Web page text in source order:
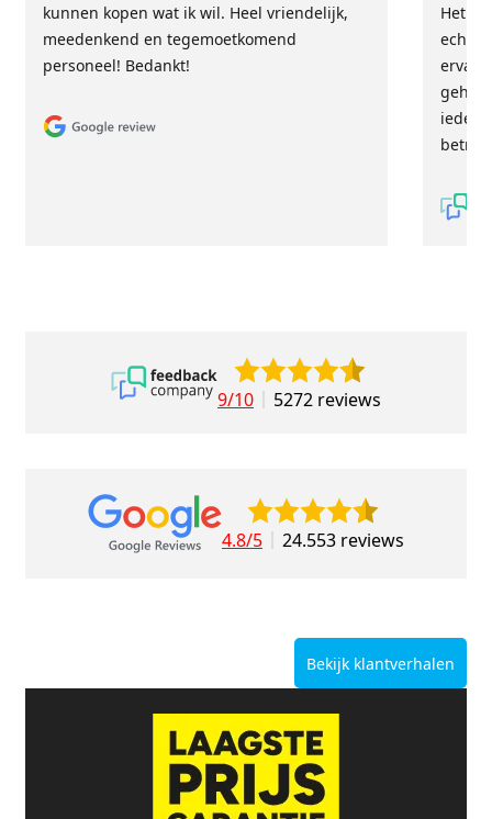
kunnen kopen wat ik wil. Heel vriendelijk,
meedenkend en tegemoetkomend
personeel! Bedankt!
Het
echt
9/10 5272 reviews
4.8/5 24.553 reviews
Bekijk klantverhalen